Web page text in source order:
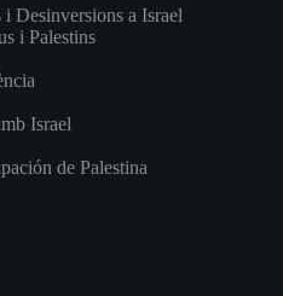
Desinversions a Israel
i Palestins
Israel
de Palestina